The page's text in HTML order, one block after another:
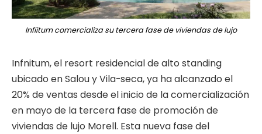
Infiitum comercializa su tercera fase de viviendas de lujo
Infnitum, el resort residencial de alto standing
ubicado en Salou y Vila-seca, ya ha alcanzado el
20% de ventas desde el inicio de la comercialización
en mayo de la tercera fase de promoción de
viviendas de lujo Morell. Esta nueva fase del